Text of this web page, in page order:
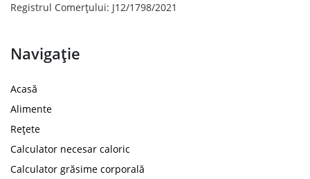
Registrul Comerțului: J12/1798/2021
Navigație
Acasă
Alimente
Rețete
Calculator necesar caloric
Calculator grăsime corporală